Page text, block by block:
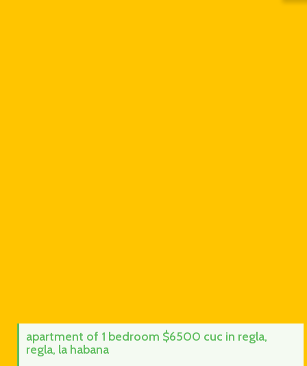
apartment of 1 bedroom $6500 cuc in regla,
regla, la habana